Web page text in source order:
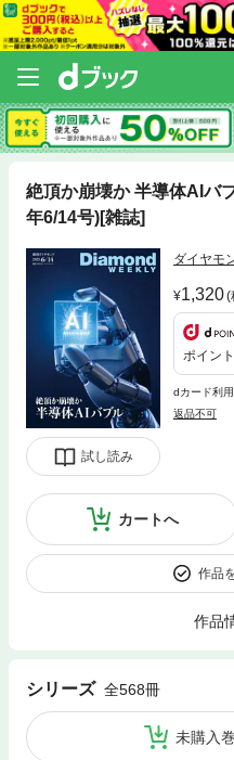
絶頂か崩壊か 半導体AIバ
年6/14号)[雑誌]
試し読み
ダイヤモ
1,320(
ポイン
dカード利
返品不可
カートへ
作品
作品
シリーズ 全568冊
未購入